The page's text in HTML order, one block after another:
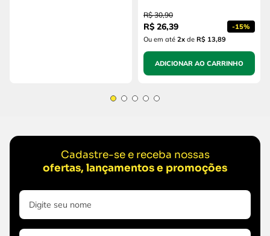
R$ 30,90
R$ 26,39 -15%
Ou em até 2x de R$ 13,89
ADICIONAR AO CARRINHO
Cadastre-se e receba nossas
ofertas, lançamentos e promoções